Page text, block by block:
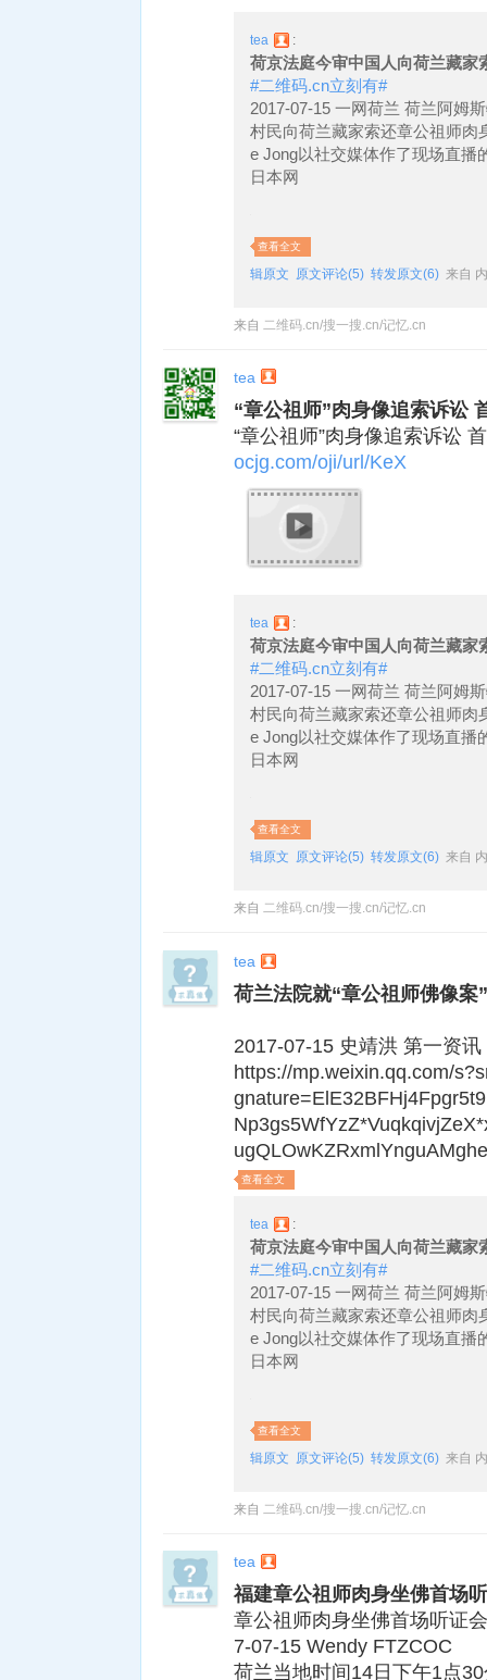
tea :
荷京法庭今审中国人向荷兰藏家
#二维码.cn立刻有#
2017-07-15 一网荷兰 荷兰阿姆
村民向荷兰藏家索还章公祖师肉
e Jong以社交媒体作了现场直播
日本网
查看全文
辑原文 原文评论(5) 转发原文(6) 来自
来自 二维码.cn/搜一搜.cn/记忆.cn
tea
“章公祖师”肉身像追索诉讼
“章公祖师”肉身像追索诉讼
ocjg.com/oji/url/KeX
tea :
荷京法庭今审中国人向荷兰藏家
#二维码.cn立刻有#
2017-07-15 一网荷兰 荷兰阿姆
村民向荷兰藏家索还章公祖师肉
e Jong以社交媒体作了现场直播
日本网
查看全文
辑原文 原文评论(5) 转发原文(6) 来自
来自 二维码.cn/搜一搜.cn/记忆.cn
tea
荷兰法院就“章公祖师佛像案
2017-07-15 史靖洪 第一资讯
https://mp.weixin.qq.com/
查看全文
tea :
荷京法庭今审中国人向荷兰藏家
#二维码.cn立刻有#
2017-07-15 一网荷兰 荷兰阿姆
村民向荷兰藏家索还章公祖师肉
e Jong以社交媒体作了现场直播
日本网
查看全文
辑原文 原文评论(5) 转发原文(6) 来自
来自 二维码.cn/搜一搜.cn/记忆.cn
tea
福建章公祖师肉身坐佛首场
章公祖师肉身坐佛首场听证
7-07-15 Wendy FTZCOC
荷兰当地时间14日下午1点